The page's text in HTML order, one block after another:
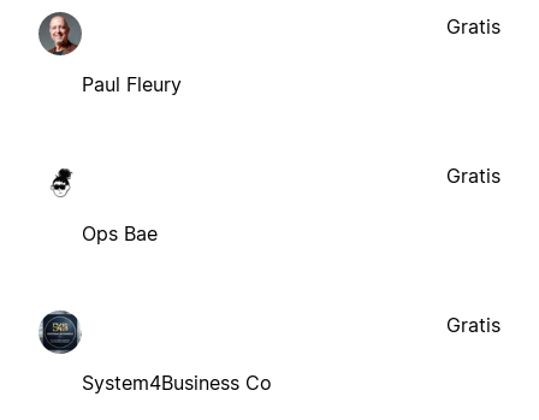
Paul Fleury
Gratis
Ops Bae
Gratis
System4Business Co
Gratis